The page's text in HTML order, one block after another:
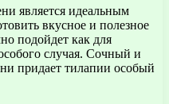
является идеальным
вкусное и полезное
подойдет как для
случая. Сочный и
придает тилапии особый